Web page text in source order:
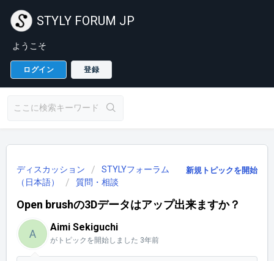
STYLY FORUM JP
ようこそ
ログイン 登録
新規トピックを開始
ディスカッション
STYLYフォーラム
（日本語）
質問・相談
Open brushの3Dデータはアップ出来ますか？
A
Aimi Sekiguchi
がトピックを開始しました 3年前